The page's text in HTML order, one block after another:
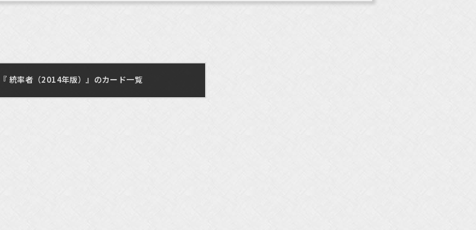
『 統率者（2014年版）』のカード一覧